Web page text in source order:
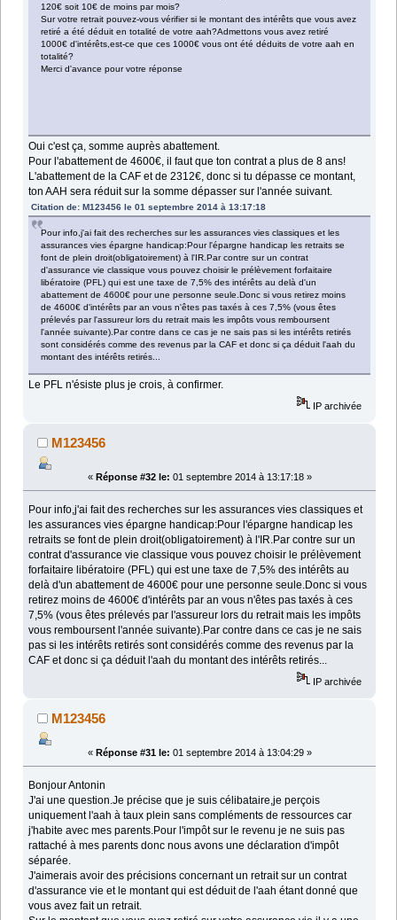
120€ soit 10€ de moins par mois?
Sur votre retrait pouvez-vous vérifier si le montant des intérêts que vous avez
retiré a été déduit en totalité de votre aah?Admettons vous avez retiré
1000€ d'intérêts,est-ce que ces 1000€ vous ont été déduits de votre aah en
totalité?
Merci d'avance pour votre réponse
Oui c'est ça, somme auprès abattement.
Pour l'abattement de 4600€, il faut que ton contrat a plus de 8 ans!
L'abattement de la CAF et de 2312€, donc si tu dépasse ce montant,
ton AAH sera réduit sur la somme dépasser sur l'année suivant.
Citation de: M123456 le 01 septembre 2014 à 13:17:18
Pour info,j'ai fait des recherches sur les assurances vies classiques et les
assurances vies épargne handicap:Pour l'épargne handicap les retraits se
font de plein droit(obligatoirement) à l'IR.Par contre sur un contrat
d'assurance vie classique vous pouvez choisir le prélèvement forfaitaire
libératoire (PFL) qui est une taxe de 7,5% des intérêts au delà d'un
abattement de 4600€ pour une personne seule.Donc si vous retirez moins
de 4600€ d'intérêts par an vous n'êtes pas taxés à ces 7,5% (vous êtes
prélevés par l'assureur lors du retrait mais les impôts vous remboursent
l'année suivante).Par contre dans ce cas je ne sais pas si les intérêts retirés
sont considérés comme des revenus par la CAF et donc si ça déduit l'aah du
montant des intérêts retirés...
Le PFL n'ésiste plus je crois, à confirmer.
IP archivée
M123456
« Réponse #32 le: 01 septembre 2014 à 13:17:18 »
Pour info,j'ai fait des recherches sur les assurances vies classiques et
les assurances vies épargne handicap:Pour l'épargne handicap les
retraits se font de plein droit(obligatoirement) à l'IR.Par contre sur un
contrat d'assurance vie classique vous pouvez choisir le prélèvement
forfaitaire libératoire (PFL) qui est une taxe de 7,5% des intérêts au
delà d'un abattement de 4600€ pour une personne seule.Donc si vous
retirez moins de 4600€ d'intérêts par an vous n'êtes pas taxés à ces
7,5% (vous êtes prélevés par l'assureur lors du retrait mais les impôts
vous remboursent l'année suivante).Par contre dans ce cas je ne sais
pas si les intérêts retirés sont considérés comme des revenus par la
CAF et donc si ça déduit l'aah du montant des intérêts retirés...
IP archivée
M123456
« Réponse #31 le: 01 septembre 2014 à 13:04:29 »
Bonjour Antonin
J'ai une question.Je précise que je suis célibataire,je perçois
uniquement l'aah à taux plein sans compléments de ressources car
j'habite avec mes parents.Pour l'impôt sur le revenu je ne suis pas
rattaché à mes parents donc nous avons une déclaration d'impôt
séparée.
J'aimerais avoir des précisions concernant un retrait sur un contrat
d'assurance vie et le montant qui est déduit de l'aah étant donné que
vous avez fait un retrait.